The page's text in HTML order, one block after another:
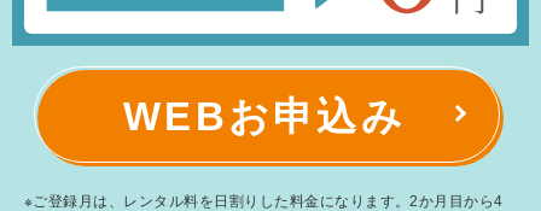
WEBお申込み
※ご登録月は、レンタル料を日割りした料金になります。2か月目から4